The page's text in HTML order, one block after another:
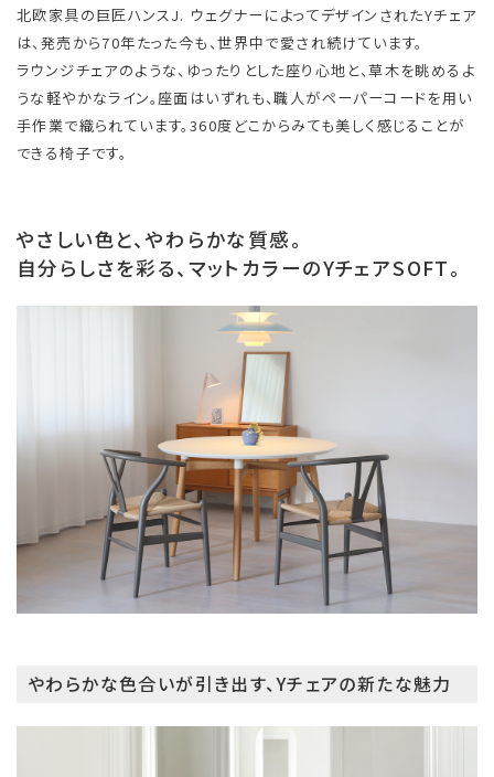
北欧家具の巨匠ハンスJ. ウェグナーによってデザインされたYチェア
は、発売から70年たった今も、世界中で愛され続けています。
ラウンジチェアのような、ゆったりとした座り心地と、草木を眺めるよ
うな軽やかなライン。座面はいずれも、職人がペーパーコードを用い
手作業で織られています。360度どこからみても美しく感じることが
できる椅子です。
やさしい色と、やわらかな質感。
自分らしさを彩る、マットカラーのYチェアSOFT。
やわらかな色合いが引き出す、Yチェアの新たな魅力